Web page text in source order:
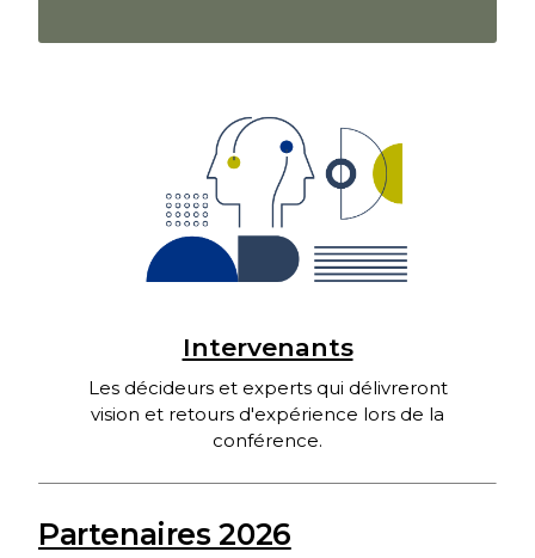
Intervenants
Les décideurs et experts qui délivreront
vision et retours d'expérience lors de la
conférence.
Partenaires 2026